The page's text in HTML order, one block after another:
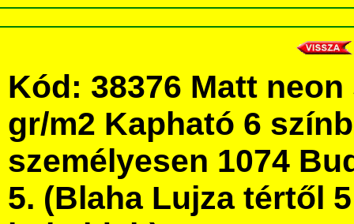
Kód: 38376 Matt
gr/m2 Kapható 6
személyesen 1074
5. (Blaha Lujza tértől